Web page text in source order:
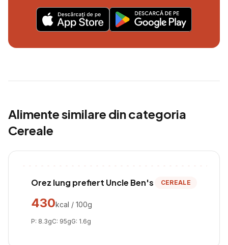
Alimente similare din categoria
Cereale
Orez lung prefiert Uncle Ben's CEREALE
430kcal / 100g
P: 8.3gC: 95gG: 1.6g